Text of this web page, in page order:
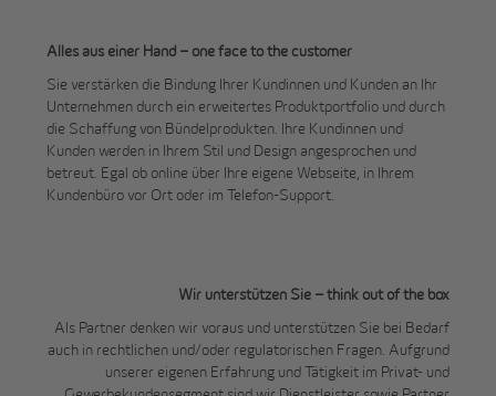
Alles aus einer Hand – one face to the customer
Sie verstärken die Bindung Ihrer Kundinnen und Kunden an Ihr
Unternehmen durch ein erweitertes Produktportfolio und durch
die Schaffung von Bündelprodukten. Ihre Kundinnen und
Kunden werden in Ihrem Stil und Design angesprochen und
betreut. Egal ob online über Ihre eigene Webseite, in Ihrem
Kundenbüro vor Ort oder im Telefon-Support.
Wir unterstützen Sie – think out of the box
Als Partner denken wir voraus und unterstützen Sie bei Bedarf
auch in rechtlichen und/oder regulatorischen Fragen. Aufgrund
unserer eigenen Erfahrung und Tätigkeit im Privat- und